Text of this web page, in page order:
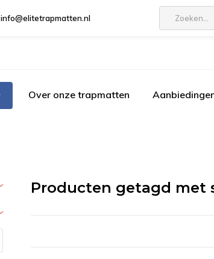
info@elitetrapmatten.nl
Over onze trapmatten
Producten getagd met